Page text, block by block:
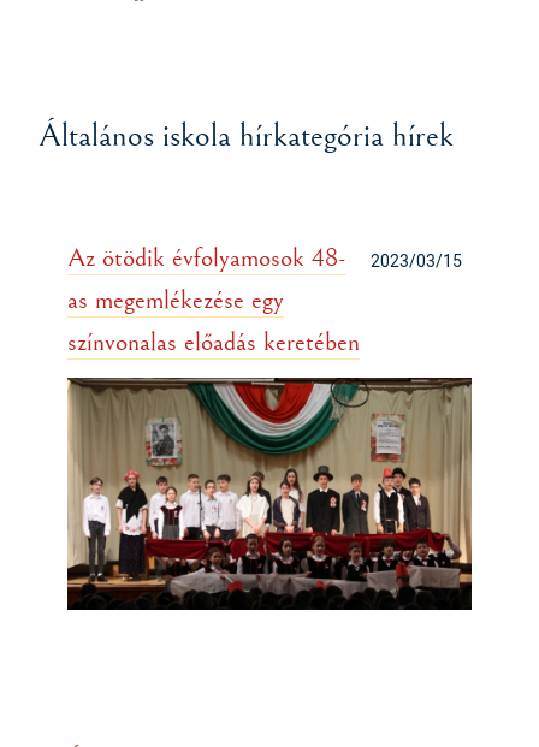
Általános iskola hírkategória hírek
2023/03/15
Az ötödik évfolyamosok 48-
as megemlékezése egy
színvonalas előadás keretében